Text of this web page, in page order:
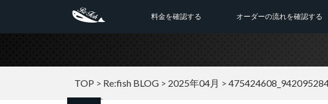
料金を確認する オーダーの流れを確認する
TOP > Re:fish BLOG > 2025年04月 >